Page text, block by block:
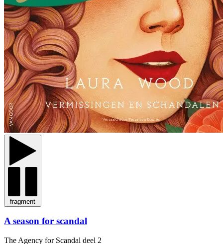
fragment
A season for scandal
The Agency for Scandal deel 2